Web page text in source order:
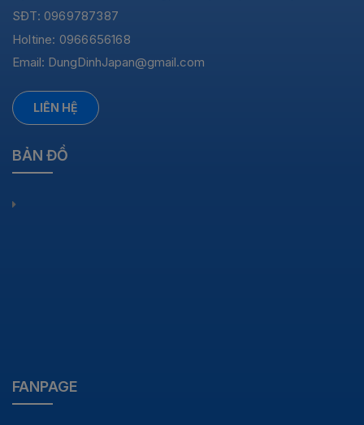
SĐT: 0969787387
Holtine: 0966656168
Email: DungDinhJapan@gmail.com
LIÊN HỆ
BẢN ĐỒ
FANPAGE